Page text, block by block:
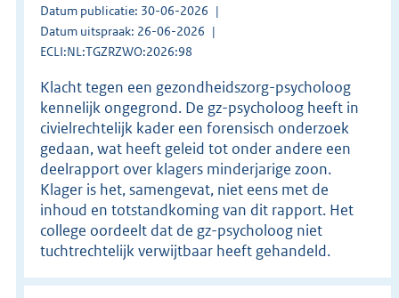
Datum publicatie: 30-06-2026
Datum uitspraak: 26-06-2026
ECLI:NL:TGZRZWO:2026:98
Klacht tegen een gezondheidszorg-psycholoog
kennelijk ongegrond. De gz-psycholoog heeft in
civielrechtelijk kader een forensisch onderzoek
gedaan, wat heeft geleid tot onder andere een
deelrapport over klagers minderjarige zoon.
Klager is het, samengevat, niet eens met de
inhoud en totstandkoming van dit rapport. Het
college oordeelt dat de gz-psycholoog niet
tuchtrechtelijk verwijtbaar heeft gehandeld.